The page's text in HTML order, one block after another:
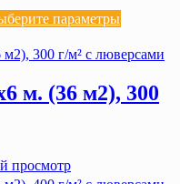
₽
000 ₽
параметры
Этот
товар
Опции
можно
м. (36 м2), 300
просмотр